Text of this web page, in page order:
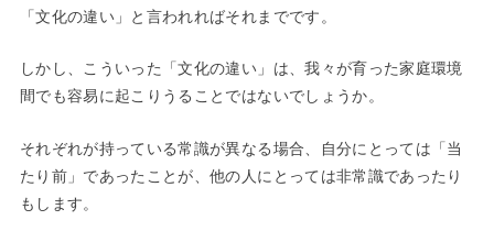
「文化の違い」と言われればそれまでです。
しかし、こういった「文化の違い」は、我々が育った家庭環境
間でも容易に起こりうることではないでしょうか。
それぞれが持っている常識が異なる場合、自分にとっては「当
たり前」であったことが、他の人にとっては非常識であったり
もします。